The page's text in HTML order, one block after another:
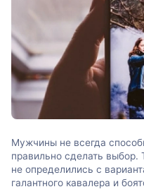
Мужчины не всегда
правильно сделать
не определились с
галантного кавалера и